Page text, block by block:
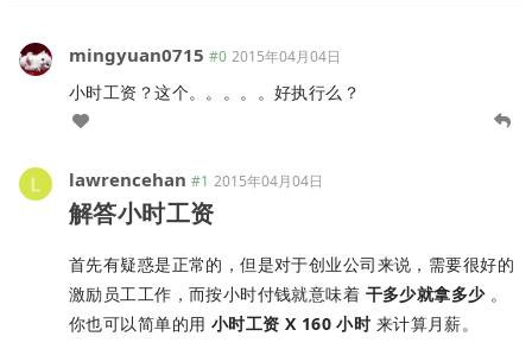
mingyuan0715 #0 2015年04月04日
小时工资？这个。。。。。好执行么？
lawrencehan #1 2015年04月04日
解答小时工资
首先有疑惑是正常的，但是对于创业公司来说，需要很好的
激励员工工作，而按小时付钱就意味着 干多少就拿多少。
你也可以简单的用 小时工资 X 160 小时 来计算月薪。